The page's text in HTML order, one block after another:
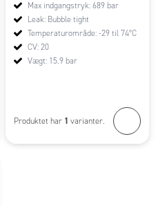
Max indgangstryk: 689 bar
Leak: Bubble tight
Temperaturområde: -29 til 74°C
CV: 20
Vægt: 15.9 bar
Produktet har 1 varianter.